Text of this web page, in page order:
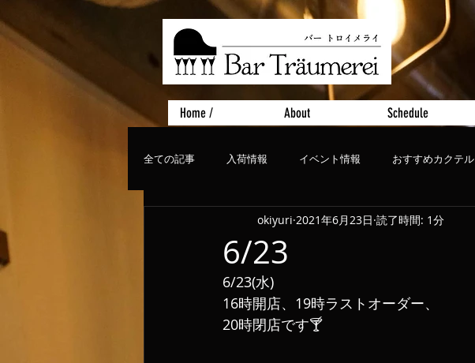
Home / About Schedule
全ての記事 入荷情報 イベント情報 おすすめカクテル
ライブ、コンサート おすすめビール
6/23
okiyuri 2021年6月23日 読了時間: 1分
6/23(水)
16時開店、19時ラストオーダー、
20時閉店です🍸